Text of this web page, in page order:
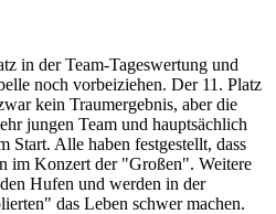
in der Team-Tageswertung und
noch vorbeiziehen. Der 11. Platz
kein Traumergebnis, aber die
jungen Team und hauptsächlich
Start. Alle haben festgestellt, dass
im Konzert der "Großen". Weitere
Hufen und werden in der
das Leben schwer machen.